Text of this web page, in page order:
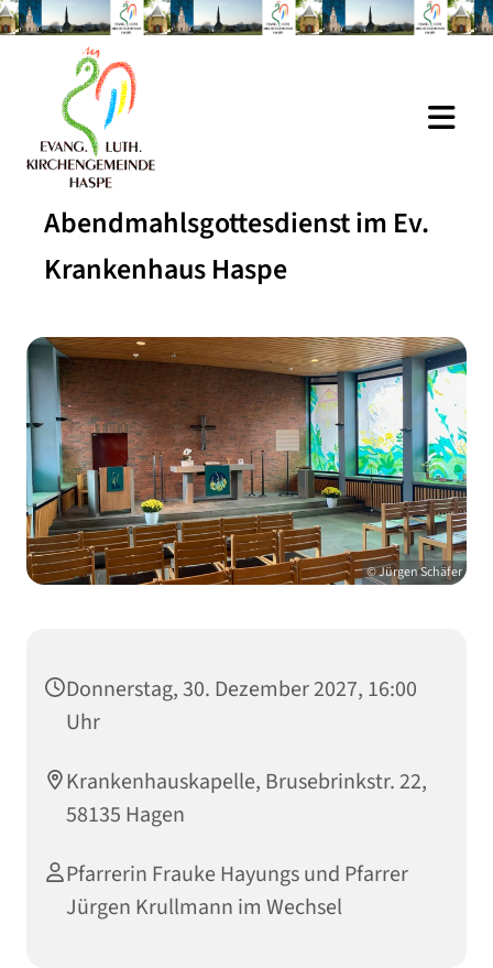
Abendmahlsgottesdienst im Ev.
Krankenhaus Haspe
© Jürgen Schäfer
Donnerstag, 30. Dezember 2027, 16:00
Uhr
Krankenhauskapelle, Brusebrinkstr. 22,
58135 Hagen
Pfarrerin Frauke Hayungs und Pfarrer
Jürgen Krullmann im Wechsel